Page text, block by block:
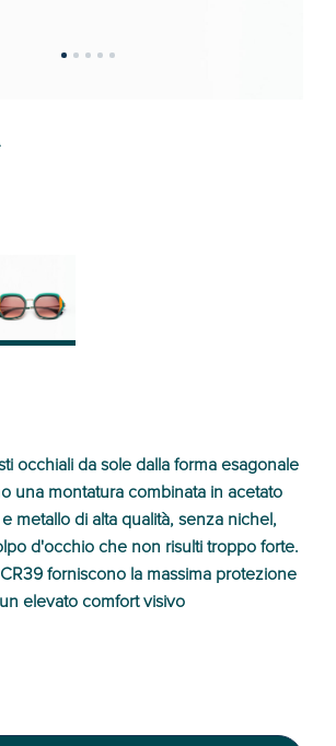
occhiali da sole dalla forma esagonale
una montatura combinata in acetato
metallo di alta qualità, senza nichel,
d'occhio che non risulti troppo forte.
forniscono la massima protezione
elevato comfort visivo